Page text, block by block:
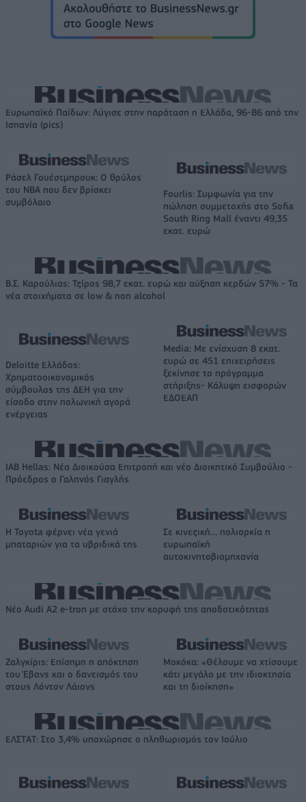
Ευρωπαϊκό Παίδων: Λύγισε στην παράταση η Ελλάδα, 96-86 από την
Ισπανία (pics)
Ράσελ Γουέστμπρουκ: Ο θρύλος
του NBA που δεν βρίσκει
συμβόλαιο
Fourlis: Συμφωνία για την
πώληση συμμετοχής στο Sofia
South Ring Mall έναντι 49,35
εκατ. ευρώ
Β.Σ. Καρούλιας: Τζίρος 98,7 εκατ. ευρώ και αύξηση κερδών 57% - Τα
νέα στοιχήματα σε low & non alcohol
Deloitte Ελλάδος:
Χρηματοοικονομικός
σύμβουλος της ΔΕΗ για την
είσοδο στην πολωνική αγορά
ενέργειας
Media: Με ενίσχυση 8 εκατ.
ευρώ σε 451 επιχειρήσεις
ξεκίνησε το πρόγραμμα
στήριξης- Κάλυψη εισφορών
ΕΔΟΕΑΠ
IAB Hellas: Νέα Διοικούσα Επιτροπή και νέο Διοικητικό Συμβούλιο -
Πρόεδρος ο Γαληνός Γιαγλής
Η Toyota φέρνει νέα γενιά
μπαταριών για τα υβριδικά της
Σε κινεζική… πολιορκία η
ευρωπαϊκή
αυτοκινητοβιομηχανία
Νέο Audi A2 e-tron με στόχο την κορυφή της αποδοτικότητας
Ζαλγκίρις: Επίσημη η απόκτηση
του Έβανς και ο δανεισμός του
στους Λόντον Λάιονς
Μοκόκα: «Θέλουμε να χτίσουμε
κάτι μεγάλο με την ιδιοκτησία
και τη διοίκηση»
ΕΛΣΤΑΤ: Στο 3,4% υποχώρησε ο πληθωρισμός τον Ιούλιο